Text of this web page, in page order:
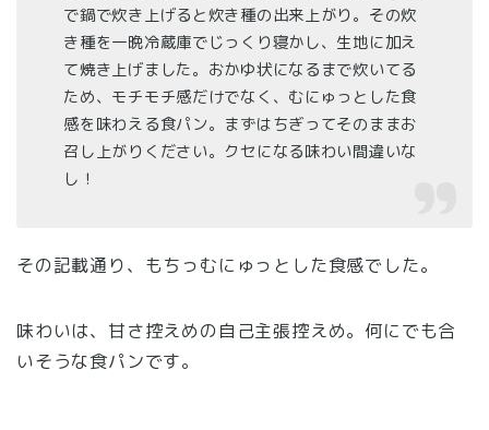
で鍋で炊き上げると炊き種の出来上がり。その炊
き種を一晩冷蔵庫でじっくり寝かし、生地に加え
て焼き上げました。おかゆ状になるまで炊いてる
ため、モチモチ感だけでなく、むにゅっとした食
感を味わえる食パン。まずはちぎってそのままお
召し上がりください。クセになる味わい間違いな
し！
その記載通り、もちっむにゅっとした食感でした。
味わいは、甘さ控えめの自己主張控えめ。何にでも合
いそうな食パンです。